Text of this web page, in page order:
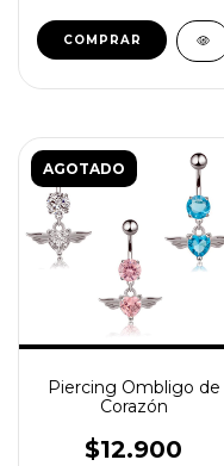
COMPRAR
AGOTADO
Piercing Ombligo de
Corazón
$12.900